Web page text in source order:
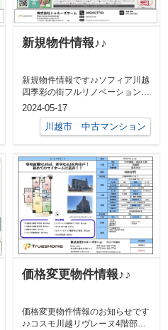
新規物件情報♪♪
新規物件情報です♪♪ソフィア川越
四季彩の街フルリノベーション物
件7階部分3LDK 62㎡総戸数
2024-05-17
川越市 中古マンション
価格変更物件情報♪♪
価格変更物件情報のお知らせです
♪♪コスモ川越リヴレーヌ4階部分